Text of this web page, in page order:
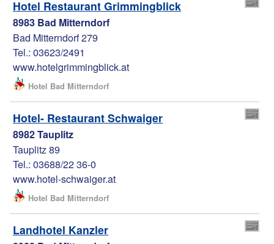
Hotel Restaurant Grimmingblick
8983 Bad Mitterndorf
Bad Mitterndorf 279
Tel.: 03623/2491
www.hotelgrimmingblick.at
Hotel Bad Mitterndorf
Hotel- Restaurant Schwaiger
8982 Tauplitz
Tauplitz 89
Tel.: 03688/22 36-0
www.hotel-schwaiger.at
Hotel Bad Mitterndorf
Landhotel Kanzler